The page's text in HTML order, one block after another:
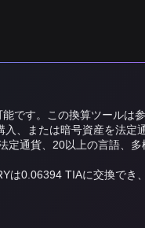
です。この換算ツールは
、または暗号資産を法定
通貨、20以上の言語、
は0.06394 TIAに交換でき